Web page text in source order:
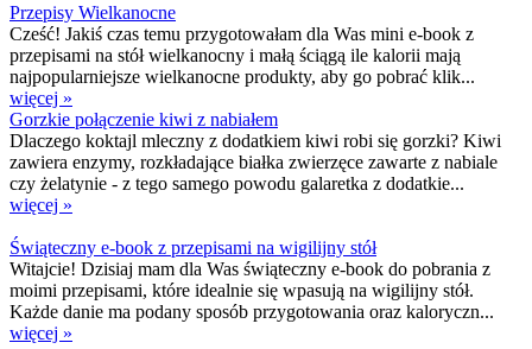
Przepisy Wielkanocne
Cześć! Jakiś czas temu przygotowałam dla Was mini e-book z
przepisami na stół wielkanocny i małą ściągą ile kalorii mają
najpopularniejsze wielkanocne produkty, aby go pobrać klik...
więcej »
Gorzkie połączenie kiwi z nabiałem
Dlaczego koktajl mleczny z dodatkiem kiwi robi się gorzki? Kiwi
zawiera enzymy, rozkładające białka zwierzęce zawarte z nabiale
czy żelatynie - z tego samego powodu galaretka z dodatkie...
więcej »
Świąteczny e-book z przepisami na wigilijny stół
Witajcie! Dzisiaj mam dla Was świąteczny e-book do pobrania z
moimi przepisami, które idealnie się wpasują na wigilijny stół.
Każde danie ma podany sposób przygotowania oraz kaloryczn...
więcej »